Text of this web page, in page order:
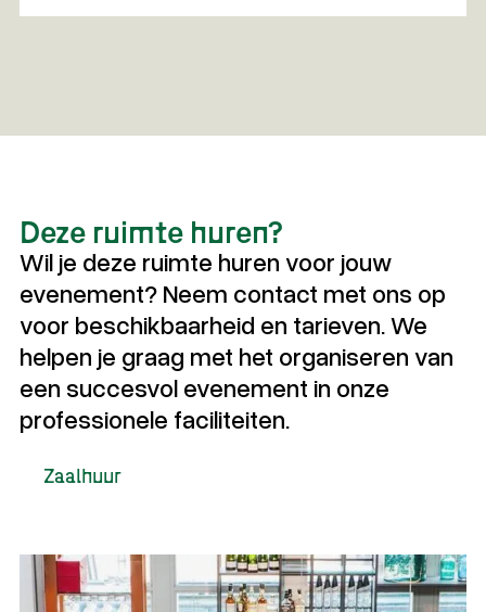
Deze ruimte huren?
Wil je deze ruimte huren voor jouw
evenement? Neem contact met ons op
voor beschikbaarheid en tarieven. We
helpen je graag met het organiseren van
een succesvol evenement in onze
professionele faciliteiten.
Zaalhuur